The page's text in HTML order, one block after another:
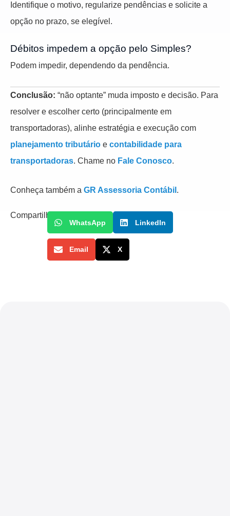
Identifique o motivo, regularize pendências e solicite a
opção no prazo, se elegível.
Débitos impedem a opção pelo Simples?
Podem impedir, dependendo da pendência.
Conclusão: “não optante” muda imposto e decisão. Para
resolver e escolher certo (principalmente em
transportadoras), alinhe estratégia e execução com
planejamento tributário e contabilidade para
transportadoras. Chame no Fale Conosco.
Conheça também a GR Assessoria Contábil .
Compartilhe
WhatsApp LinkedIn
Email X